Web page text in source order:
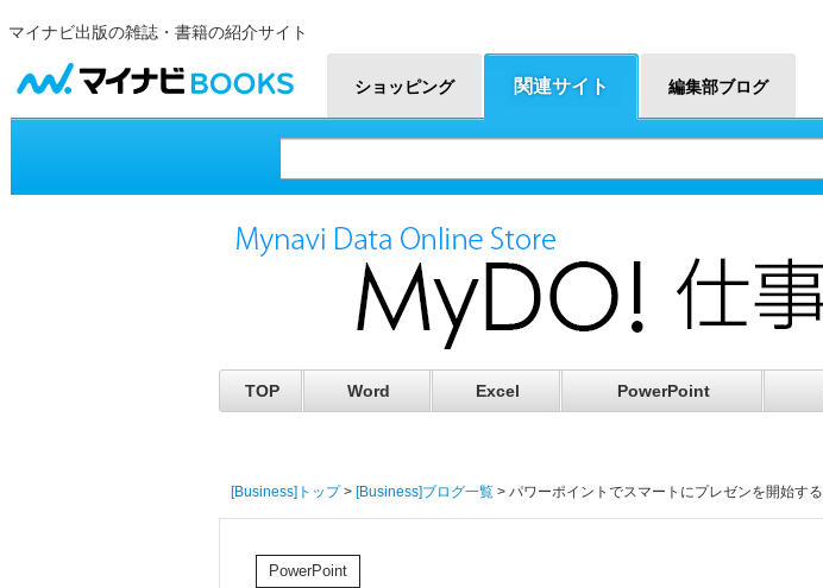
マイナビ出版の雑誌・書籍の紹介サイト
マイナビBOOKS
ショッピング 関連サイト 編集部ブログ
TOP Word Excel PowerPoint
[Business]トップ> [Business]ブログ一覧 > パワーポイントでスマートにプレゼンを開始する
PowerPoint